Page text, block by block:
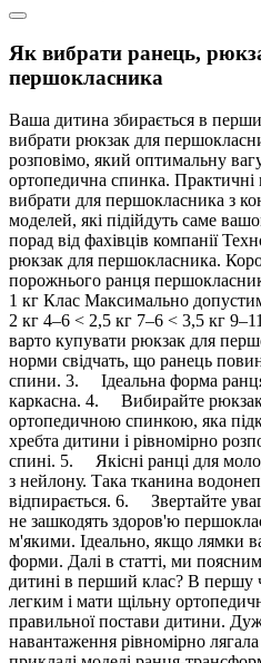
Як вибрати ранець,
першокласника
Ваша дитина збирається в
вибрати рюкзак для
розповімо, який оптимальну
ортопедична спинка.
вибрати для першокласника з
моделей, які підійдуть саме
порад від фахівців компанії
рюкзак для першокласника.
порожнього ранця
1 кг Клас Максимально
2 кг 4–6 < 2,5 кг 7–6 < 3,5 кг
варто купувати рюкзак для
норми свідчать, що ранець
спини. 3. Ідеальна форма
каркасна. 4. Вибирайте
ортопедичною спинкою, яка
хребта дитини і рівномірно
спині. 5. Якісні ранці для
з нейлону. Така тканина
відпирається. 6. Звертайте
не зашкодять здоров'ю
м'якими. Ідеально, якщо лямки
форми. Далі в статті, ми
дитині в перший клас? В першу
легким і мати щільну
правильної постави дитини.
навантаження рівномірно